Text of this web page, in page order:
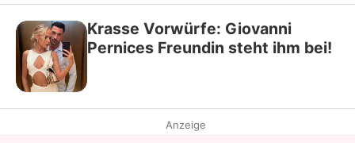
Krasse Vorwürfe: Giovanni
Pernices Freundin steht ihm bei!
Anzeige